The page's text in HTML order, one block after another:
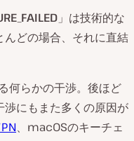
」は技術的な
どの場合、それに直結
何らかの干渉。後ほど
にもまた多くの原因が
、macOSのキーチェ